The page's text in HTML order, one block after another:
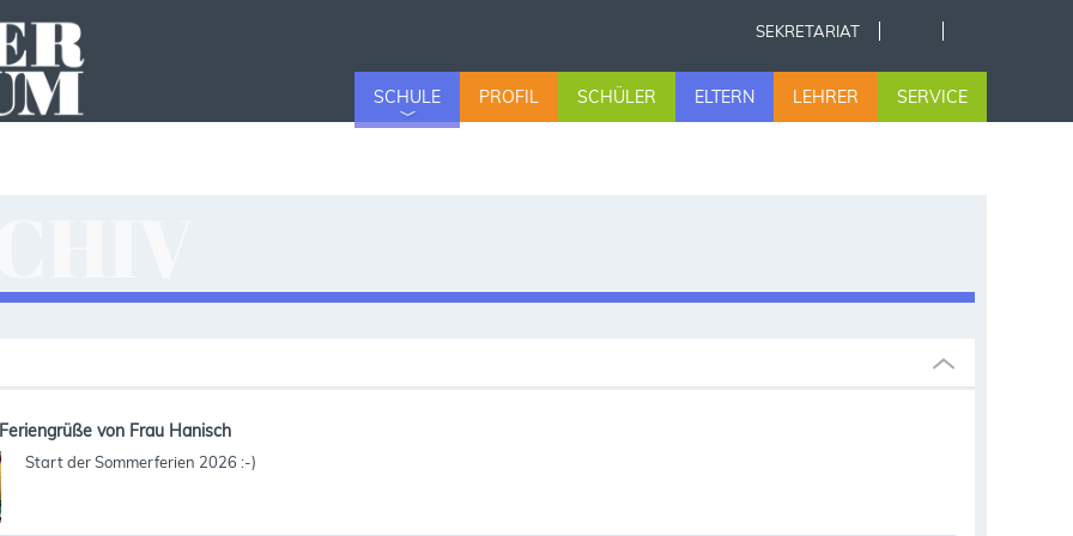
SEKRETARIAT
SCHULE PROFIL SCHÜLER ELTERN LEHRER SERVICE
Feriengrüße von Frau Hanisch
Start der Sommerferien 2026 :-)